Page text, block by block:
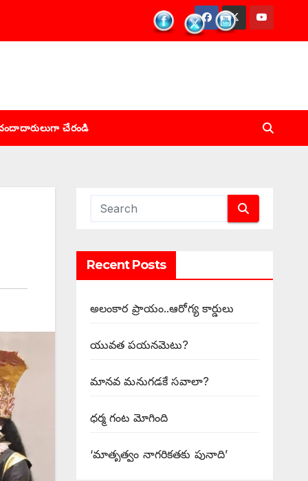
చేరండి
Recent Posts
అలంకార ప్రాయం..ఆరోగ్య కార్డులు
యువత పయనమెటు?
మానవ మనుగడకే సవాలా?
ధర్మ గంట మోగింది
‘మాతృత్వం నాగరికతకు పునాది’